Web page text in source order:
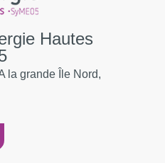
Hautes
la grande Île Nord,